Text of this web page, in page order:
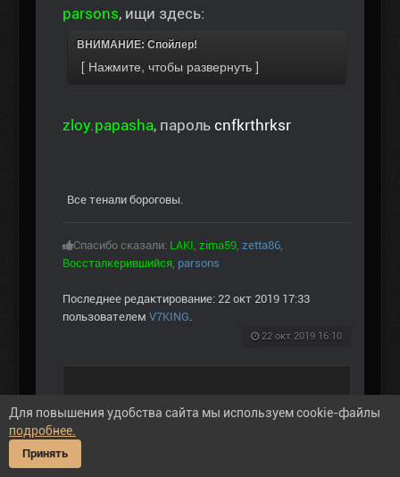
parsons, ищи здесь:
ВНИМАНИЕ: Спойлер!
zloy.papasha, пароль cnfkrthrksr
Все тенали бороговы.
Спасибо сказали: LAKI, zima59, zetta86,
Воссталкерившийся, parsons
Последнее редактирование: 22 окт 2019 17:33
пользователем V7KING.
22 окт 2019 16:10
Для повышения удобства сайта мы используем cookie-файлы
подробнее.
Принять